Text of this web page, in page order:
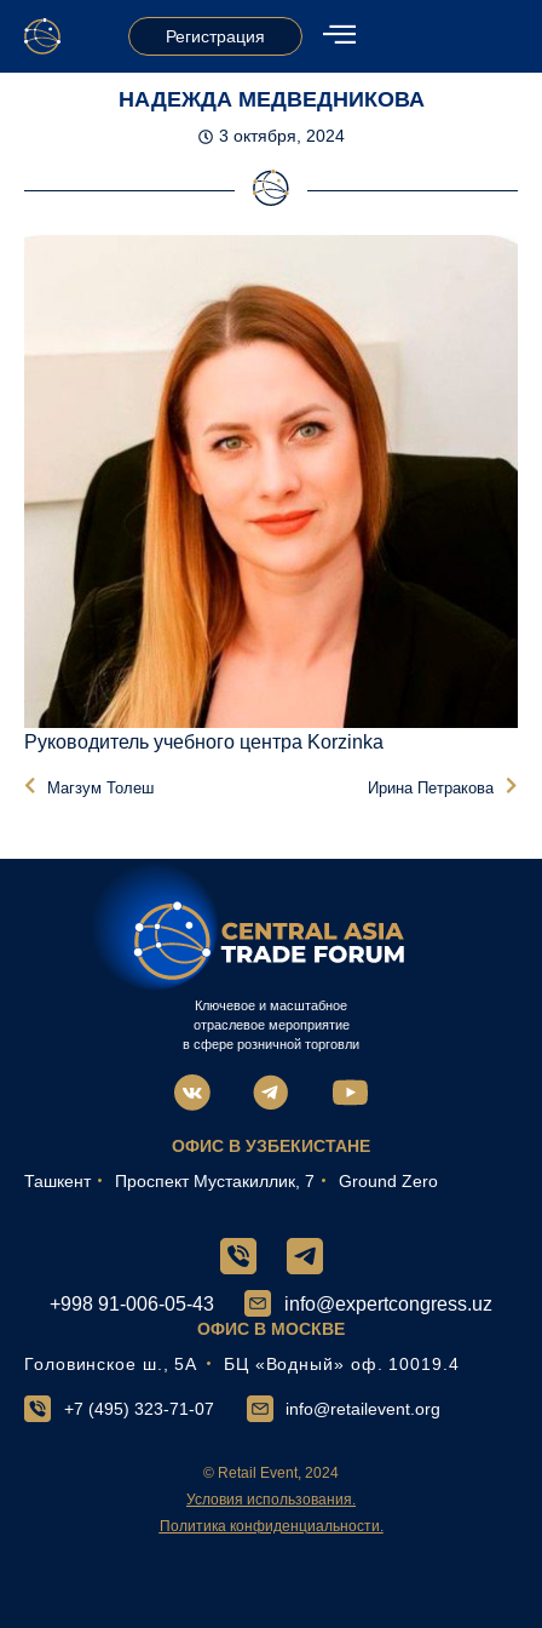
Регистрация
НАДЕЖДА МЕДВЕДНИКОВА
3 октября, 2024
Руководитель учебного центра Korzinka
Магзум Толеш Ирина Петракова
Ключевое и масштабное
отраслевое мероприятие
в сфере розничной торговли
ОФИС В УЗБЕКИСТАНЕ
Ташкент
Проспект Мустакиллик, 7 Ground Zero
+998 91-006-05-43 info@expertcongress.uz
ОФИС В МОСКВЕ
Головинское ш., 5А
БЦ «Водный» оф. 10019.4
+7 (495) 323-71-07 info@retailevent.org
© Retail Event, 2024
Условия использования.
Политика конфиденциальности.